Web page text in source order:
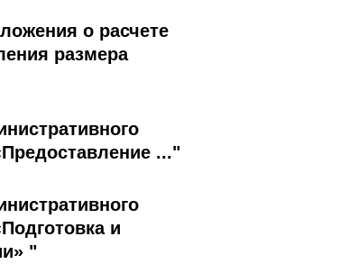
о расчете
размера
..."
и
"